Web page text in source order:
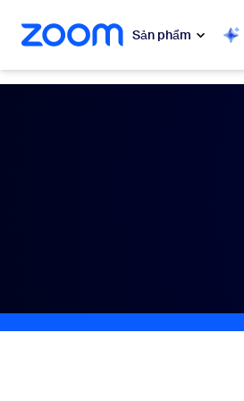
đến nội dung chính
trò chuyện trợ giúpSản phẩm
Zoom AI